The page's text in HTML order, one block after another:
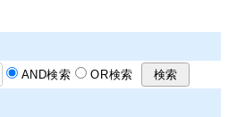
AND検索 OR検索